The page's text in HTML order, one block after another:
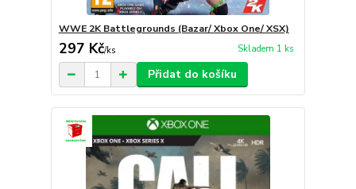
WWE 2K Battlegrounds (Bazar/ Xbox One/ XSX)
297 Kč/ks Skladem 1 ks
Přidat do košíku